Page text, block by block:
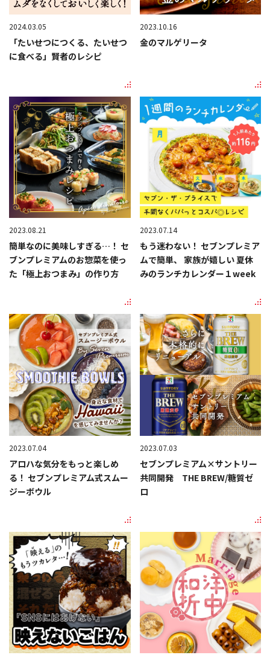
2024.03.05
「たいせつにつくる、たいせつ
に食べる」賢者のレシピ
2023.10.16
金のマルゲリータ
2023.08.21
簡単なのに美味しすぎる…！ セ
ブンプレミアムのお惣菜を使っ
た「極上おつまみ」の作り方
2023.07.14
もう迷わない！ セブンプレミア
ムで簡単、 家族が嬉しい 夏休
みのランチカレンダー１week
2023.07.04
アロハな気分をもっと楽しめ
る！ セブンプレミアム式スムー
ジーボウル
2023.07.03
セブンプレミアム×サントリー
共同開発 THE BREW/糖質ゼ
ロ